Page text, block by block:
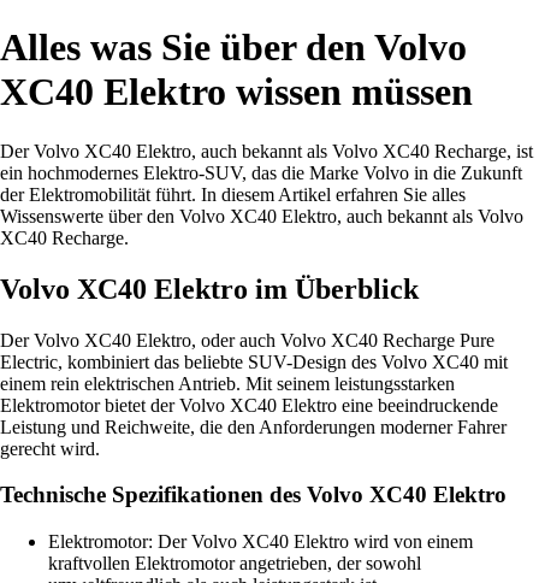
Alles was Sie über den Volvo
XC40 Elektro wissen müssen
Der Volvo XC40 Elektro, auch bekannt als Volvo XC40 Recharge, ist
ein hochmodernes Elektro-SUV, das die Marke Volvo in die Zukunft
der Elektromobilität führt. In diesem Artikel erfahren Sie alles
Wissenswerte über den Volvo XC40 Elektro, auch bekannt als Volvo
XC40 Recharge.
Volvo XC40 Elektro im Überblick
Der Volvo XC40 Elektro, oder auch Volvo XC40 Recharge Pure
Electric, kombiniert das beliebte SUV-Design des Volvo XC40 mit
einem rein elektrischen Antrieb. Mit seinem leistungsstarken
Elektromotor bietet der Volvo XC40 Elektro eine beeindruckende
Leistung und Reichweite, die den Anforderungen moderner Fahrer
gerecht wird.
Technische Spezifikationen des Volvo XC40 Elektro
Elektromotor: Der Volvo XC40 Elektro wird von einem
kraftvollen Elektromotor angetrieben, der sowohl